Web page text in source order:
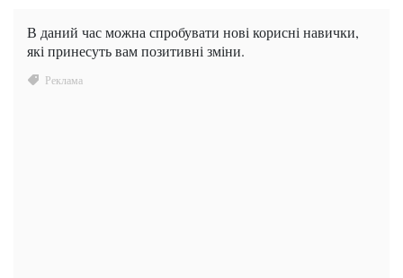
В даний час можна спробувати нові корисні навички,
які принесуть вам позитивні зміни.